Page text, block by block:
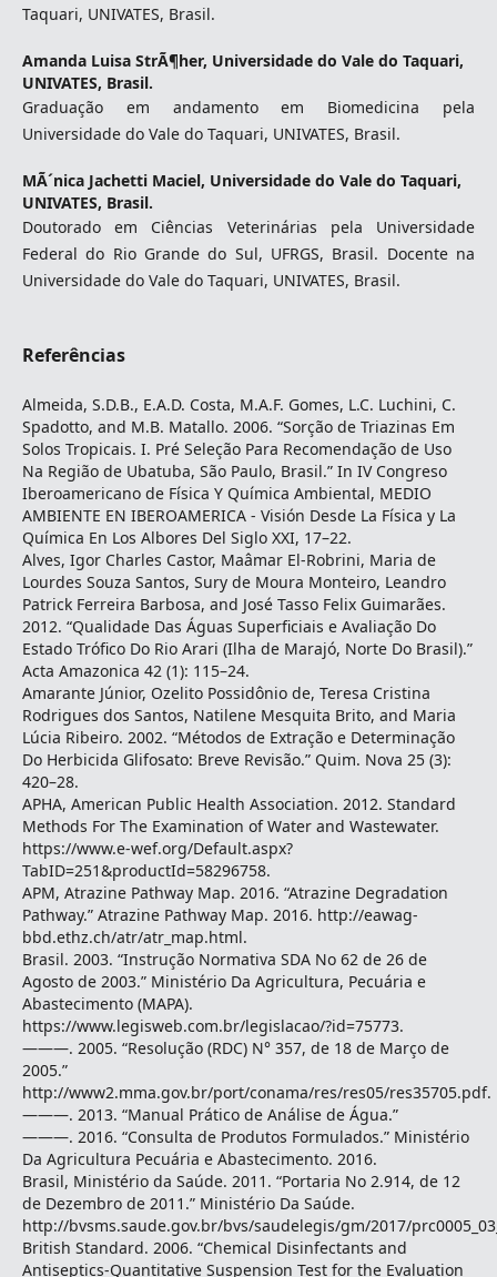
Taquari, UNIVATES, Brasil.
Amanda Luisa StrÃ¶her, Universidade do Vale do Taquari,
UNIVATES, Brasil.
Graduação em andamento em Biomedicina pela
Universidade do Vale do Taquari, UNIVATES, Brasil.
MÃ´nica Jachetti Maciel, Universidade do Vale do Taquari,
UNIVATES, Brasil.
Doutorado em Ciências Veterinárias pela Universidade
Federal do Rio Grande do Sul, UFRGS, Brasil. Docente na
Universidade do Vale do Taquari, UNIVATES, Brasil.
Referências
Almeida, S.D.B., E.A.D. Costa, M.A.F. Gomes, L.C. Luchini, C.
Spadotto, and M.B. Matallo. 2006. “Sorção de Triazinas Em
Solos Tropicais. I. Pré Seleção Para Recomendação de Uso
Na Região de Ubatuba, São Paulo, Brasil.” In IV Congreso
Iberoamericano de Física Y Química Ambiental, MEDIO
AMBIENTE EN IBEROAMERICA - Visión Desde La Física y La
Química En Los Albores Del Siglo XXI, 17–22.
Alves, Igor Charles Castor, Maâmar El-Robrini, Maria de
Lourdes Souza Santos, Sury de Moura Monteiro, Leandro
Patrick Ferreira Barbosa, and José Tasso Felix Guimarães.
2012. “Qualidade Das Águas Superficiais e Avaliação Do
Estado Trófico Do Rio Arari (Ilha de Marajó, Norte Do Brasil).”
Acta Amazonica 42 (1): 115–24.
Amarante Júnior, Ozelito Possidônio de, Teresa Cristina
Rodrigues dos Santos, Natilene Mesquita Brito, and Maria
Lúcia Ribeiro. 2002. “Métodos de Extração e Determinação
Do Herbicida Glifosato: Breve Revisão.” Quim. Nova 25 (3):
420–28.
APHA, American Public Health Association. 2012. Standard
Methods For The Examination of Water and Wastewater.
https://www.e-wef.org/Default.aspx?
TabID=251&productId=58296758.
APM, Atrazine Pathway Map. 2016. “Atrazine Degradation
Pathway.” Atrazine Pathway Map. 2016. http://eawag-
bbd.ethz.ch/atr/atr_map.html.
Brasil. 2003. “Instrução Normativa SDA No 62 de 26 de
Agosto de 2003.” Ministério Da Agricultura, Pecuária e
Abastecimento (MAPA).
https://www.legisweb.com.br/legislacao/?id=75773.
———. 2005. “Resolução (RDC) N° 357, de 18 de Março de
2005.”
http://www2.mma.gov.br/port/conama/res/res05/res35705.pdf.
———. 2013. “Manual Prático de Análise de Água.”
———. 2016. “Consulta de Produtos Formulados.” Ministério
Da Agricultura Pecuária e Abastecimento. 2016.
Brasil, Ministério da Saúde. 2011. “Portaria No 2.914, de 12
de Dezembro de 2011.” Ministério Da Saúde.
http://bvsms.saude.gov.br/bvs/saudelegis/gm/2017/
British Standard. 2006. “Chemical Disinfectants and
Antiseptics-Quantitative Suspension Test for the Evaluation